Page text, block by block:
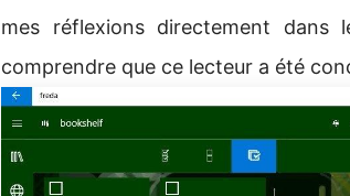
mes réflexions directement
comprendre que ce lecteur a été